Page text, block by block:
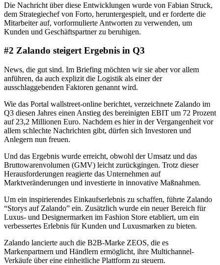
Die Nachricht über diese Entwicklungen wurde von Fabian Struck,
dem Strategiechef von Forto, heruntergespielt, und er forderte die
Mitarbeiter auf, vorformulierte Antworten zu verwenden, um
Kunden und Geschäftspartner zu beruhigen.
#2 Zalando steigert Ergebnis in Q3
News, die gut sind. Im Briefing möchten wir sie aber vor allem
anführen, da auch explizit die Logistik als einer der
ausschlaggebenden Faktoren genannt wird.
Wie das Portal wallstreet-online berichtet, verzeichnete Zalando im
Q3 diesen Jahres einen Anstieg des bereinigten EBIT um 72 Prozent
auf 23,2 Millionen Euro. Nachdem es hier in der Vergangenheit vor
allem schlechte Nachrichten gibt, dürfen sich Investoren und
Anlegern nun freuen.
Und das Ergebnis wurde erreicht, obwohl der Umsatz und das
Bruttowarenvolumen (GMV) leicht zurückgingen. Trotz dieser
Herausforderungen reagierte das Unternehmen auf
Marktveränderungen und investierte in innovative Maßnahmen.
Um ein inspirierendes Einkaufserlebnis zu schaffen, führte Zalando
“Storys auf Zalando” ein. Zusätzlich wurde ein neuer Bereich für
Luxus- und Designermarken im Fashion Store etabliert, um ein
verbessertes Erlebnis für Kunden und Luxusmarken zu bieten.
Zalando lancierte auch die B2B-Marke ZEOS, die es
Markenpartnern und Händlern ermöglicht, ihre Multichannel-
Verkäufe über eine einheitliche Plattform zu steuern.